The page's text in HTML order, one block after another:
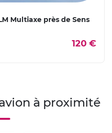
Multiaxe près de Sens
120 €
à proximité